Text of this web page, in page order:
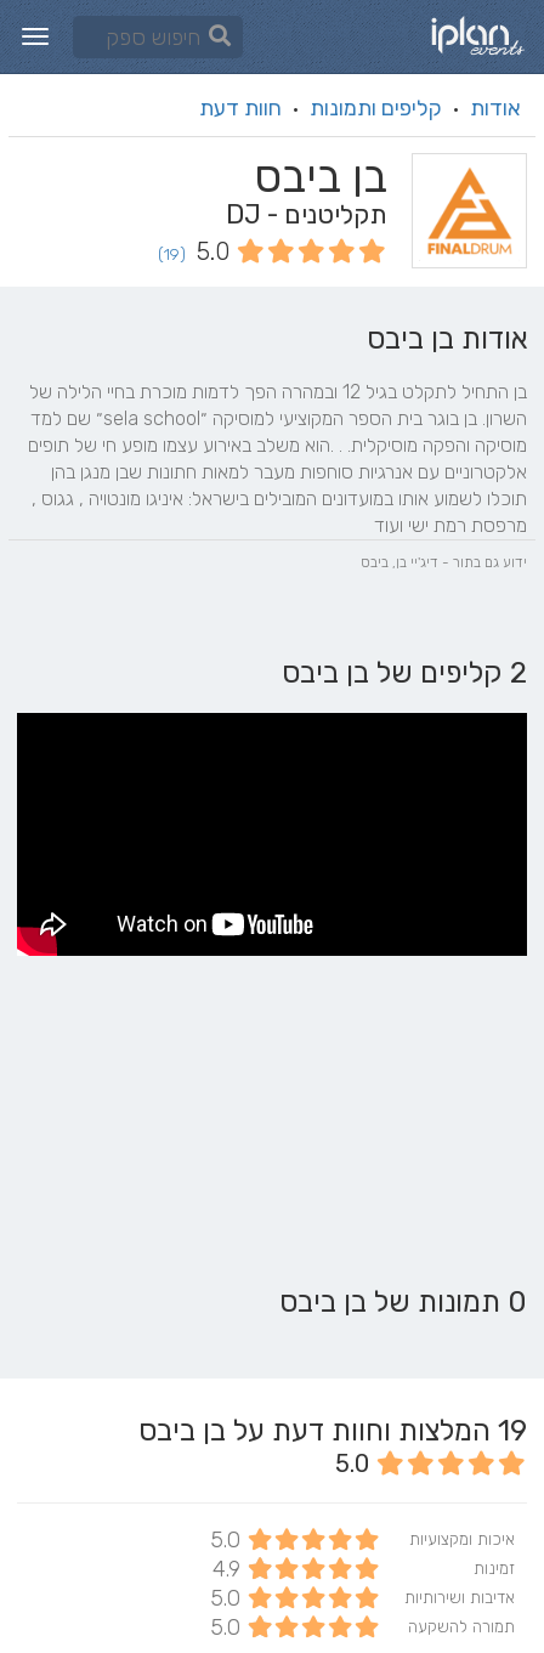
אודות · קליפים ותמונות · חוות דעת
בן ביבס
תקליטנים - DJ
5.0
(19)
אודות בן ביבס
מרפסת רמת ישי ועוד
ידוע גם בתור - דיג'יי בן, ביבס
2 קליפים של בן ביבס
0 תמונות של בן ביבס
19 המלצות וחוות דעת על בן ביבס
5.0
איכות ומקצועיות 5.0
זמינות 4.9
אדיבות ושירותיות 5.0
תמורה להשקעה 5.0